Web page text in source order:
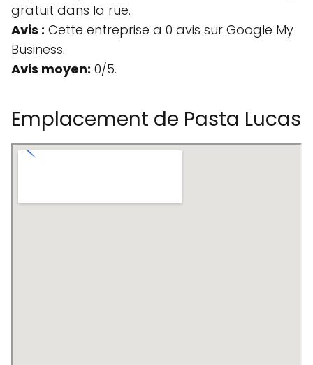
gratuit dans la rue.
Avis : Cette entreprise a 0 avis sur Google My
Business.
Avis moyen: 0/5.
Emplacement de Pasta Lucas